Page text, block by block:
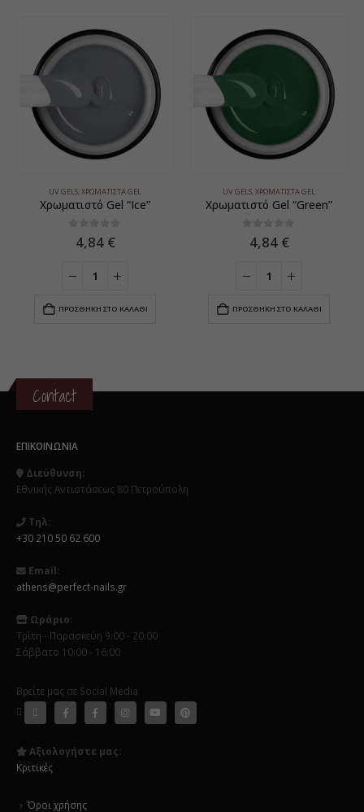
UV GELS,ΧΡΩΜΑΤΙΣΤΆ GEL
Χρωματιστό Gel “Ice”
5
4,84 €
ΠΡΟΣΘΉΚΗ ΣΤΟ ΚΑΛΆΘΙ
UV GELS,ΧΡΩΜΑΤΙΣΤΆ GEL
Χρωματιστό Gel “Green”
5
4,84 €
ΠΡΟΣΘΉΚΗ ΣΤΟ ΚΑΛΆΘΙ
Contact
ΕΠΙΚΟΙΝΩΝΊΑ
Διεύθυνση:
Εθνικής Αντιστάσεως 80 Πετρούπολη
Τηλ:
+30 210 50 62 600
Email:
athens@perfect-nails.gr
Ωράριο:
Τρίτη - Παρασκεύη 9:00 - 20:00
Σάββατο 10:00 - 16:00
Βρείτε μας σε Social Media
Αξιολογήστε μας:
Κριτικές
Όροι χρήσης